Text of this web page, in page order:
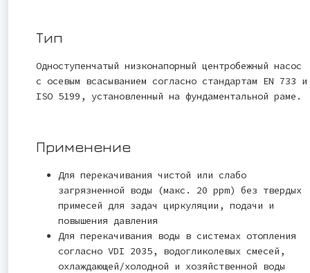
Тип
Одноступенчатый низконапорный центробежный насос
с осевым всасыванием согласно стандартам EN 733 и
ISO 5199, установленный на фундаментальной раме.
Применение
Для перекачивания чистой или слабо
загрязненной воды (макс. 20 ppm) без твердых
примесей для задач циркуляции, подачи и
повышения давления
Для перекачивания воды в системах отопления
согласно VDI 2035, водогликолевых смесей,
охлаждающей/холодной и хозяйственной воды